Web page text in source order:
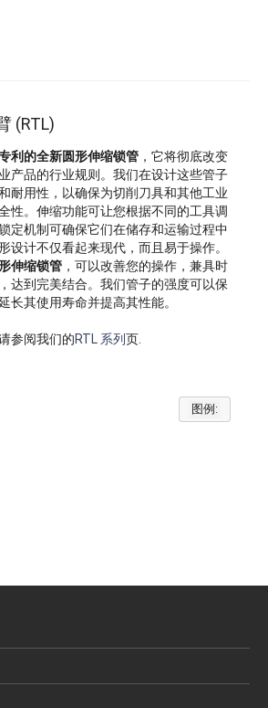
(RTL)
利的全新圆形伸缩锁管 ，它将彻底改变
产品的行业规则。我们在设计这些管子
耐用性，以确保为切削刀具和其他工业
性。伸缩功能可让您根据不同的工具调
定机制可确保它们在储存和运输过程中
设计不仅看起来现代，而且易于操作。
伸缩锁管 ，可以改善您的操作，兼具时
达到完美结合。我们管子的强度可以保
长其使用寿命并提高其性能。
参阅我们的RTL 系列页.
图例: